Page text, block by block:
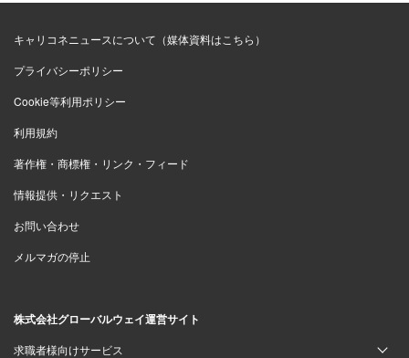
キャリコネニュースについて（媒体資料はこちら）
プライバシーポリシー
Cookie等利用ポリシー
利用規約
著作権・商標権・リンク・フィード
情報提供・リクエスト
お問い合わせ
メルマガの停止
株式会社グローバルウェイ運営サイト
求職者様向けサービス